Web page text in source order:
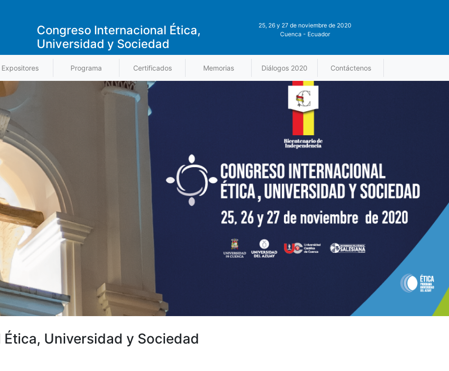
Congreso Internacional Ética,
Universidad y Sociedad
25, 26 y 27 de noviembre de 2020
Cuenca - Ecuador
Expositores Programa Certificados Memorias Diálogos 2020 Contáctenos
Universidad y Sociedad